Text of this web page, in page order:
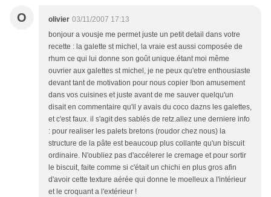
O olivier 03/11/2007 17:13
bonjour a vousje me permet juste un petit detail dans votre
recette : la galette st michel, la vraie est aussi composée de
rhum ce qui lui donne son goût unique.étant moi même
ouvrier aux galettes st michel, je ne peux qu'etre enthousiaste
devant tant de motivation pour nous copier !bon amusement
dans vos cuisines et juste avant de me sauver quelqu'un
disait en commentaire qu'il y avais du coco dazns les galettes,
et c'est faux. il s'agit des sablés de retz.allez une derniere info
: pour realiser les palets bretons (roudor chez nous) la
structure de la pâte est beaucoup plus collante qu'un biscuit
ordinaire. N'oubliez pas d'accélerer le cremage et pour sortir
le biscuit, faite comme si c'était un chichi en plus gros afin
d'avoir cette texture aérée qui donne le moelleux a l'intérieur
et le croquant a l'extérieur !